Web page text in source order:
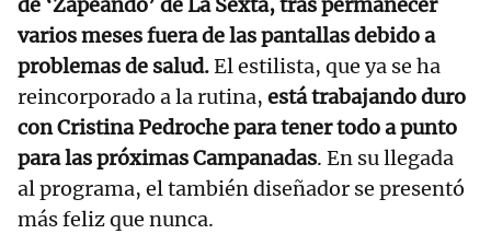
de ‘Zapeando’ de La Sexta, tras permanecer
varios meses fuera de las pantallas debido a
problemas de salud.El estilista, que ya se ha
reincorporado a la rutina, está trabajando duro
con Cristina Pedroche para tener todo a punto
para las próximas Campanadas. En su llegada
al programa, el también diseñador se presentó
más feliz que nunca.